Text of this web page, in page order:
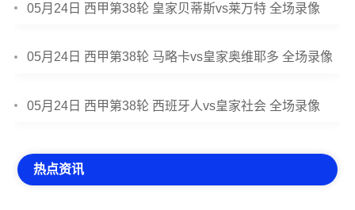
05月24日 西甲第38轮 皇家贝蒂斯vs莱万特 全场录像
05月24日 西甲第38轮 马略卡vs皇家奥维耶多 全场录像
05月24日 西甲第38轮 西班牙人vs皇家社会 全场录像
热点资讯